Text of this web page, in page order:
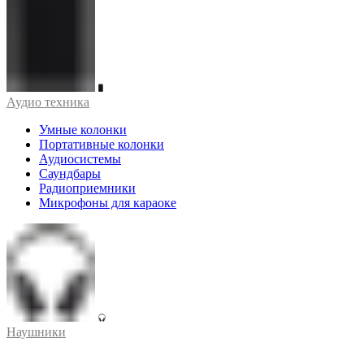
Аудио техника
Умные колонки
Портативные колонки
Аудиосистемы
Саундбары
Радиоприемники
Микрофоны для караоке
Наушники